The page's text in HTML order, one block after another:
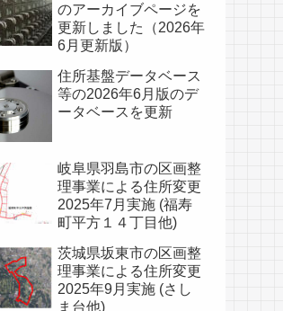
のアーカイブページを
更新しました（2026年
6月更新版）
住所基盤データベース
等の2026年6月版のデ
ータベースを更新
岐阜県羽島市の区画整
理事業による住所変更
2025年7月実施 (福寿
町平方１４丁目他)
茨城県坂東市の区画整
理事業による住所変更
2025年9月実施 (さし
ま台他)